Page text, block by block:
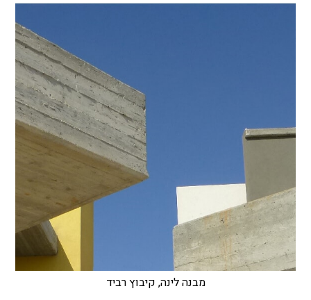
מבנה לינה, קיבוץ רביד